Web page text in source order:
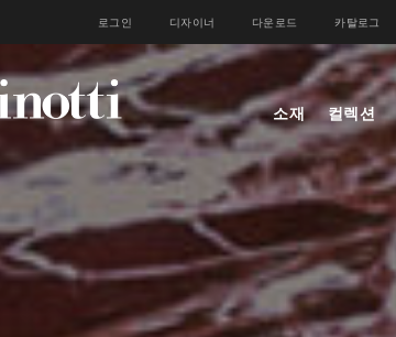
로그인 디자이너 다운로드 카탈로그
소재 컬렉션